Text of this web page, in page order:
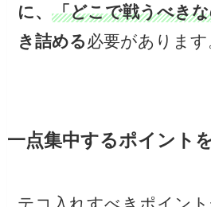
に、「どこで戦うべき
き詰める必要があります
一点集中するポイント